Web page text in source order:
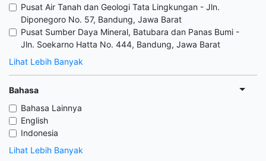
Pusat Air Tanah dan Geologi Tata Lingkungan - Jln.
Diponegoro No. 57, Bandung, Jawa Barat
Pusat Sumber Daya Mineral, Batubara dan Panas Bumi -
Jln. Soekarno Hatta No. 444, Bandung, Jawa Barat
Lihat Lebih Banyak
Bahasa
Bahasa Lainnya
English
Indonesia
Lihat Lebih Banyak